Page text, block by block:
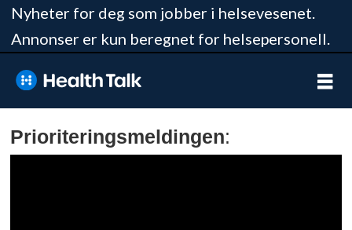
Nyheter for deg som jobber i helsevesenet.
Annonser er kun beregnet for helsepersonell.
Prioriteringsmeldingen: